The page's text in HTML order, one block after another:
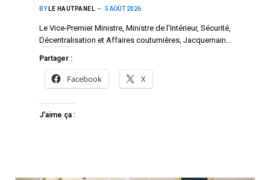
BY LE HAUTPANEL 5 AOÛT 2026
Le Vice-Premier Ministre, Ministre de l’Intérieur, Sécurité,
Décentralisation et Affaires coutumières, Jacquemain…
Partager :
Facebook X
J’aime ça :